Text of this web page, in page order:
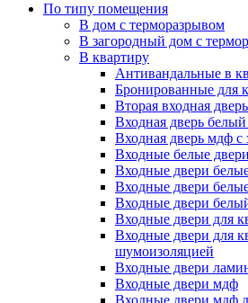
По типу помещения
В дом с терморазрывом
В загородный дом с
В квартиру
Антивандальные в
Бронированные для
Вторая входная
Входная дверь
Входная дверь мдф с
Входные белые
Входные двери
Входные двери
Входные двери
Входные двери для
Входные двери для
шумоизоляцией
Входные двери
Входные двери мдф
Входные двери мдф